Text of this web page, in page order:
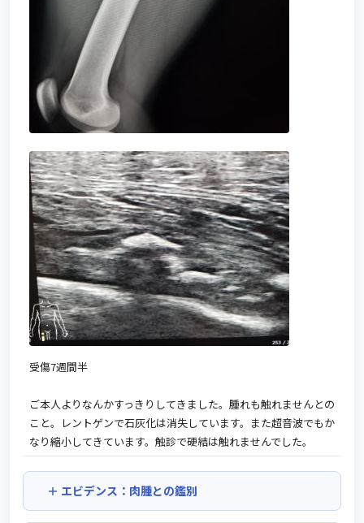
受傷7週間半
ご本人よりなんかすっきりしてきました。腫れも触れませんとの
こと。レントゲンで石灰化は消失しています。また超音波でもか
なり縮小してきています。触診で硬結は触れませんでした。
エビデンス：肉腫との鑑別